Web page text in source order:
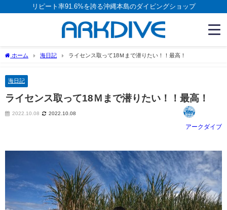
リピート率91.6%を誇る沖縄本島のダイビングショップ
ホーム 海日記 ライセンス取って18Ｍまで潜りたい！！最高！
海日記
ライセンス取って18Ｍまで潜りたい！！最高！
2022.10.08 2022.10.08
アークダイブ